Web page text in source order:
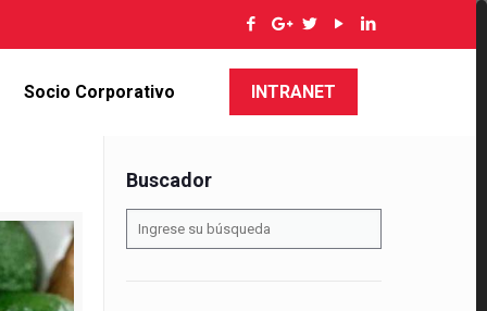
Socio Corporativo INTRANET
Buscador